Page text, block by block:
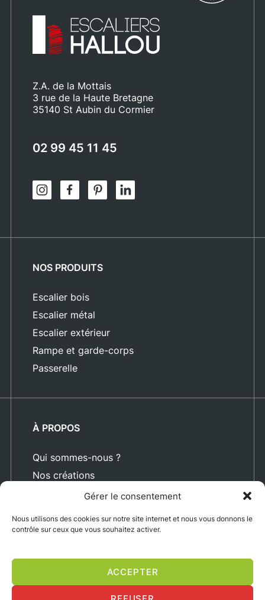
Gérer le consentement
Nous utilisons des cookies sur notre site internet et nous vous donnons le
contrôle sur ceux que vous souhaitez activer.
ACCEPTER
Z.A. de la Mottais
3 rue de la Haute Bretagne
35140 St Aubin du Cormier
02 99 45 11 45
NOS PRODUITS
Escalier bois
Escalier métal
Escalier extérieur
Rampe et garde-corps
Passerelle
À PROPOS
Qui sommes-nous ?
Nos créations
Nous rejoindre
Politique de confidentialité